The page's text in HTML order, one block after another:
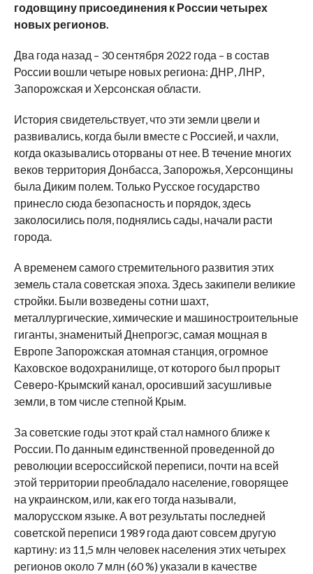
годовщину присоединения к России четырех
новых регионов.
Два года назад – 30 сентября 2022 года – в состав
России вошли четыре новых региона: ДНР, ЛНР,
Запорожская и Херсонская области.
История свидетельствует, что эти земли цвели и
развивались, когда были вместе с Россией, и чахли,
когда оказывались оторваны от нее. В течение многих
веков территория Донбасса, Запорожья, Херсонщины
была Диким полем. Только Русское государство
принесло сюда безопасность и порядок, здесь
заколосились поля, поднялись сады, начали расти
города.
А временем самого стремительного развития этих
земель стала советская эпоха. Здесь закипели великие
стройки. Были возведены сотни шахт,
металлургические, химические и машиностроительные
гиганты, знаменитый Днепрогэс, самая мощная в
Европе Запорожская атомная станция, огромное
Каховское водохранилище, от которого был прорыт
Северо-Крымский канал, оросивший засушливые
земли, в том числе степной Крым.
За советские годы этот край стал намного ближе к
России. По данным единственной проведенной до
революции всероссийской переписи, почти на всей
этой территории преобладало население, говорящее
на украинском, или, как его тогда называли,
малорусском языке. А вот результаты последней
советской переписи 1989 года дают совсем другую
картину: из 11,5 млн человек населения этих четырех
регионов около 7 млн (60 %) указали в качестве